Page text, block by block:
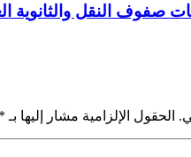
النقل والثانوية العامة
الحقول الإلزامية مشار إليها بـ *